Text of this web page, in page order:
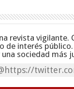
revista
de interés
sociedad más